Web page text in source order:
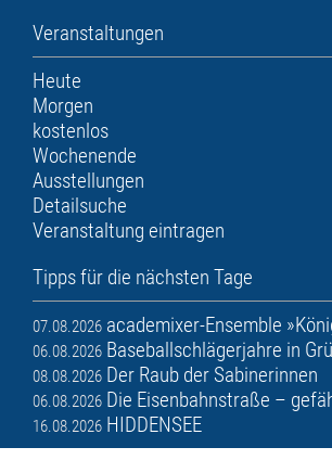
Veranstaltungen
Heute
Morgen
kostenlos
Wochenende
Ausstellungen
Detailsuche
Veranstaltung eintragen
Tipps für die nächsten Tage
07.08.2026 academixer-Ensemble
06.08.2026 Baseballschlägerjahre in
08.08.2026 Der Raub der Sabinerinnen
06.08.2026 Die Eisenbahnstraße –
16.08.2026 HIDDENSEE